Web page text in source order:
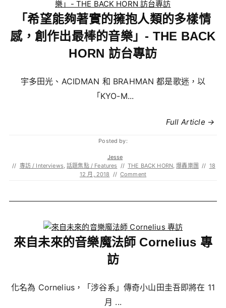
「希望能夠著實的擁抱人類的多樣情
感，創作出最棒的音樂」- THE BACK
HORN 訪台專訪
宇多田光、ACIDMAN 和 BRAHMAN 都是歌迷，以
「KYO-M...
Full Article →
Posted by:
Jesse
// 專訪 / Interviews,話題焦點 / Features // THE BACK HORN,爆轟樂團 // 18
12 月, 2018 // Comment
來自未來的音樂魔法師 Cornelius 專
訪
化名為 Cornelius，「涉谷系」傳奇小山田圭吾即將在 11
月 ...